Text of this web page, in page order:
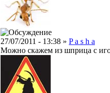
27/07/2011 - 13:38 » P a s h a
Можно скажем из шприца с